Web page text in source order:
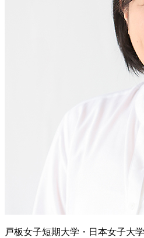
戸板女子短期大学・日本女子大